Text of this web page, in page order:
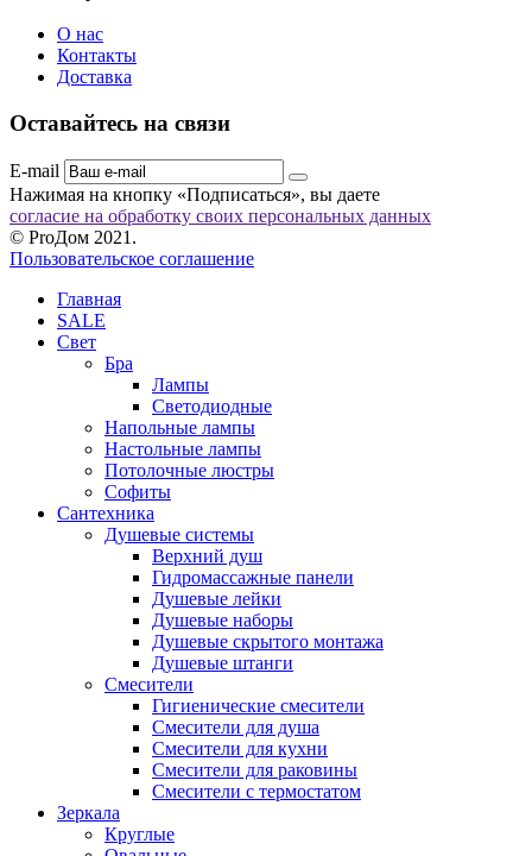
О нас
Контакты
Доставка
Оставайтесь на связи
E-mail
Нажимая на кнопку «Подписаться», вы даете
согласие на обработку своих персональных данных
© ProДом 2021.
Пользовательское соглашение
Главная
SALE
Свет
Бра
Лампы
Светодиодные
Напольные лампы
Настольные лампы
Потолочные люстры
Софиты
Сантехника
Душевые системы
Верхний душ
Гидромассажные панели
Душевые лейки
Душевые наборы
Душевые скрытого монтажа
Душевые штанги
Смесители
Гигиенические смесители
Смесители для душа
Смесители для кухни
Смесители для раковины
Смесители с термостатом
Зеркала
Круглые